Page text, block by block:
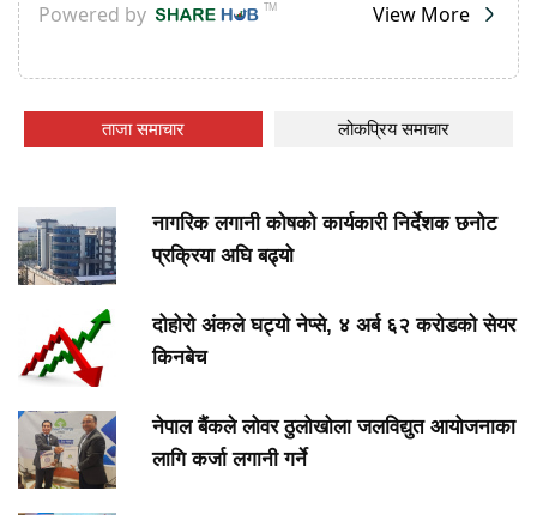
ताजा समाचार लोकप्रिय समाचार
नागरिक लगानी कोषको कार्यकारी निर्देशक छनोट
प्रक्रिया अघि बढ्यो
दोहोरो अंकले घट्यो नेप्से, ४ अर्ब ६२ करोडको सेयर
किनबेच
नेपाल बैंकले लोवर ठुलोखोला जलविद्युत आयोजनाका
लागि कर्जा लगानी गर्ने